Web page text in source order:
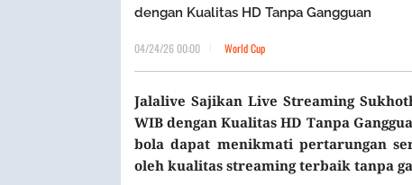
dengan Kualitas HD Tanpa Gangguan
04/24/26 00:00 World Cup
Jalalive Sajikan Live Streaming
WIB dengan Kualitas HD Tanpa
bola dapat menikmati pertarungan
oleh kualitas streaming terbaik tanpa